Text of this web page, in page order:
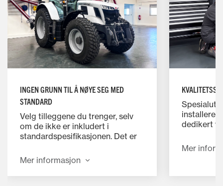
INGEN GRUNN TIL Å NØYE SEG MED
STANDARD
Velg tilleggene du trenger, selv
om de ikke er inkludert i
standardspesifikasjonen. Det er
utviklet for å hjelpe deg med å
øke produktiviteten og
komforten, øke ytelsen og
Mer informasjon
installerer
dedikert
at ditt
oppfyller
også
Mer